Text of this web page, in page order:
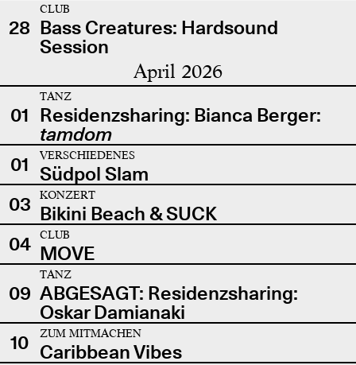
28
CLUB
Bass Creatures: Hardsound
Session
April 2026
01
TANZ
Residenzsharing: Bianca Berger:
tamdom
01
VERSCHIEDENES
Südpol Slam
03
KONZERT
Bikini Beach & SUCK
04
CLUB
MOVE
09
TANZ
ABGESAGT: Residenzsharing:
Oskar Damianaki
10
ZUM MITMACHEN
Caribbean Vibes